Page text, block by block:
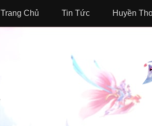
Trang Chủ Tin Tức Huyền